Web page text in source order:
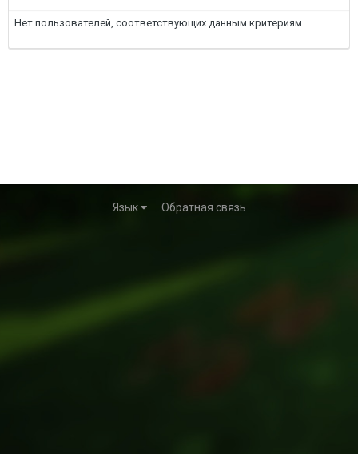
Нет пользователей, соответствующих данным критериям.
Язык Обратная связь